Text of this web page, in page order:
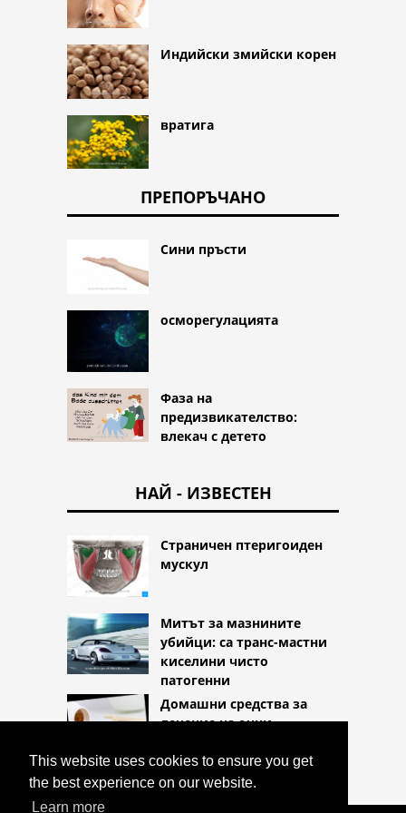
This website uses cookies to ensure you get
the best experience on our website.
Learn more
Индийски змийски корен
вратига
ПРЕПОРЪЧАНО
Сини пръсти
осморегулацията
Фаза на
предизвикателство:
влекач с детето
НАЙ - ИЗВЕСТЕН
Страничен птеригоиден
мускул
Митът за мазнините
убийци: са транс-мастни
киселини чисто
патогенни
Домашни средства за
лечение на очни